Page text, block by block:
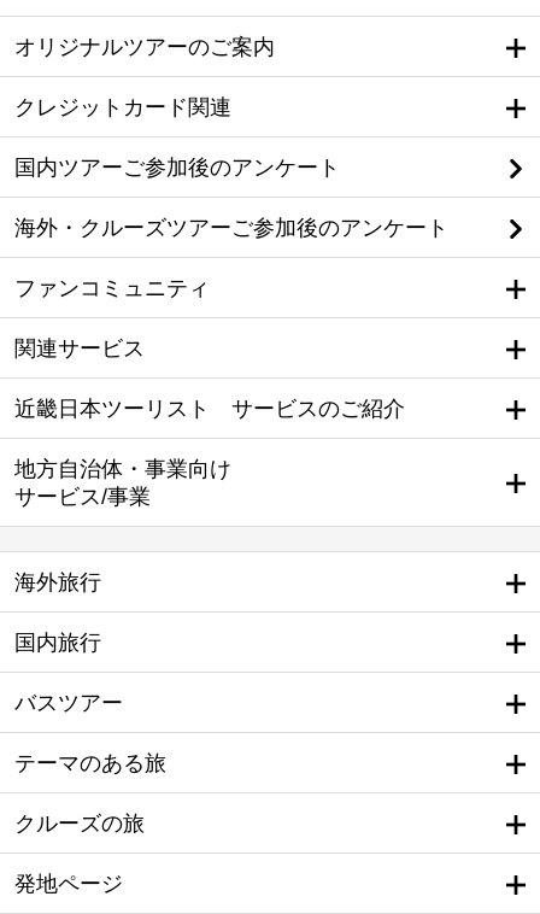
オリジナルツアーのご案内
クレジットカード関連
国内ツアーご参加後のアンケート
海外・クルーズツアーご参加後のアンケート
ファンコミュニティ
関連サービス
近畿日本ツーリスト サービスのご紹介
地方自治体・事業向け
サービス/事業
海外旅行
国内旅行
バスツアー
テーマのある旅
クルーズの旅
発地ページ